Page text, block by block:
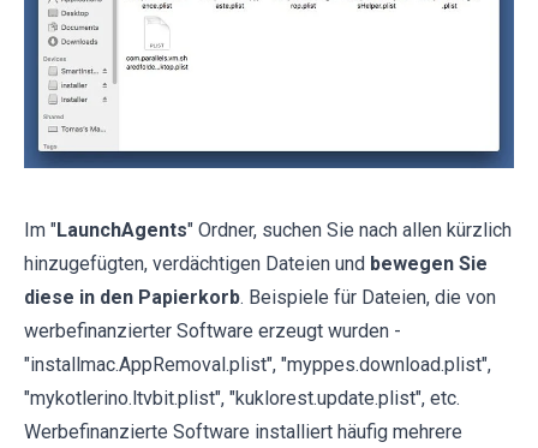
Im "LaunchAgents" Ordner, suchen Sie nach allen kürzlich
hinzugefügten, verdächtigen Dateien und bewegen Sie
diese in den Papierkorb. Beispiele für Dateien, die von
werbefinanzierter Software erzeugt wurden -
"installmac.AppRemoval.plist", "myppes.download.plist",
"mykotlerino.ltvbit.plist", "kuklorest.update.plist", etc.
Werbefinanzierte Software installiert häufig mehrere